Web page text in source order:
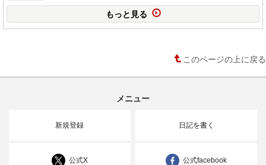
もっと見る
このページの上に戻る
メニュー
新規登録 日記を書く
公式X 公式facebook